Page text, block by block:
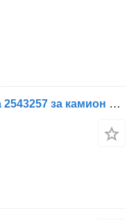
Радијатор на климатик Scania 2543257 за камион влекач Scania L,P,G,R,S-series (2016-)